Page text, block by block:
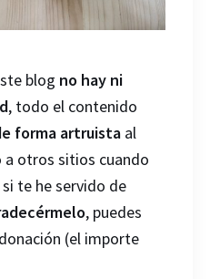
blog no hay ni
, todo el contenido
forma artruista al
a otros sitios cuando
te he servido de
, puedes
(el importe